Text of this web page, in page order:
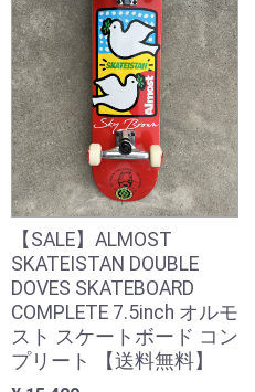
【SALE】ALMOST
SKATEISTAN DOUBLE
DOVES SKATEBOARD
COMPLETE 7.5inch オルモ
スト スケートボード コン
プリート 【送料無料】